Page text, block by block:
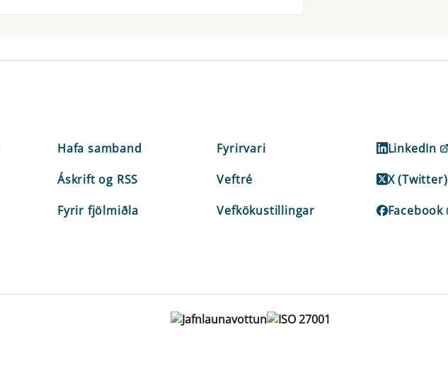
Hafa samband
Áskrift og RSS
Fyrir fjölmiðla
Fyrirvari
Veftré
Vefkökustillingar
LinkedIn
X (Twitter)
Facebook